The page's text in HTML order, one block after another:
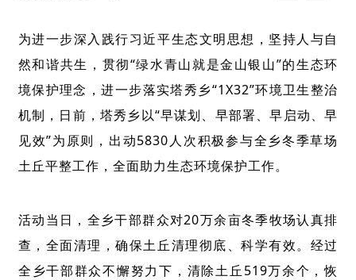
为进一步深入践行习近平生态文明思想，坚持人与自
然和谐共生，贯彻“绿水青山就是金山银山”的生态环
境保护理念，进一步落实塔秀乡“1X32”环境卫生整治
机制，日前，塔秀乡以“早谋划、早部署、早启动、早
见效”为原则，出动5830人次积极参与全乡冬季草场
土丘平整工作，全面助力生态环境保护工作。
活动当日，全乡干部群众对20万余亩冬季牧场认真排
查，全面清理，确保土丘清理彻底、科学有效。经过
全乡干部群众不懈努力下，清除土丘519万余个，恢